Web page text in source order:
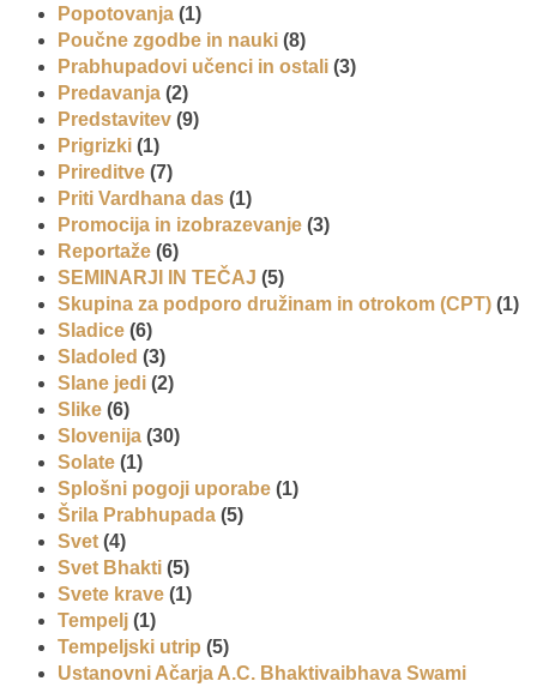
Popotovanja (1)
Poučne zgodbe in nauki (8)
Prabhupadovi učenci in ostali (3)
Predavanja (2)
Predstavitev (9)
Prigrizki (1)
Prireditve (7)
Priti Vardhana das (1)
Promocija in izobrazevanje (3)
Reportaže (6)
SEMINARJI IN TEČAJ (5)
Skupina za podporo družinam in otrokom (CPT) (1)
Sladice (6)
Sladoled (3)
Slane jedi (2)
Slike (6)
Slovenija (30)
Solate (1)
Splošni pogoji uporabe (1)
Šrila Prabhupada (5)
Svet (4)
Svet Bhakti (5)
Svete krave (1)
Tempelj (1)
Tempeljski utrip (5)
Ustanovni Ačarja A.C. Bhaktivaibhava Swami